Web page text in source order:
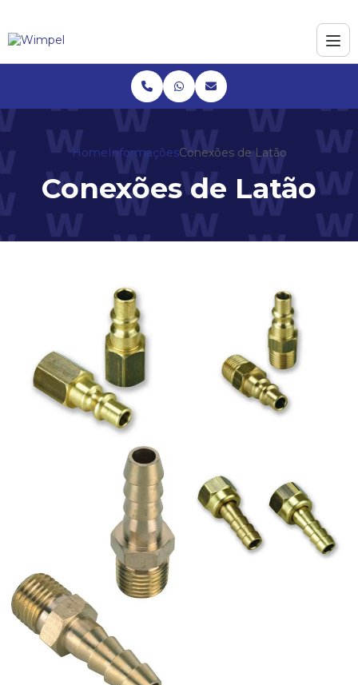
HomeInformaçõesConexões de Latão
Conexões de Latão